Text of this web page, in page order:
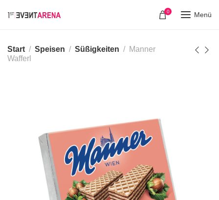
0 Menü
Start Speisen Süßigkeiten
Manner
Wafferl